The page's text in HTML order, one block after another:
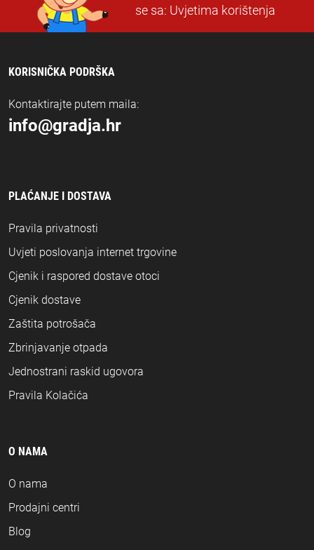
se sa: Uvjetima korištenja
KORISNIČKA PODRŠKA
Kontaktirajte putem maila:
info@gradja.hr
PLAĆANJE I DOSTAVA
Pravila privatnosti
Uvjeti poslovanja internet trgovine
Cjenik i raspored dostave otoci
Cjenik dostave
Zaštita potrošača
Zbrinjavanje otpada
Jednostrani raskid ugovora
Pravila Kolačića
O NAMA
O nama
Prodajni centri
Blog